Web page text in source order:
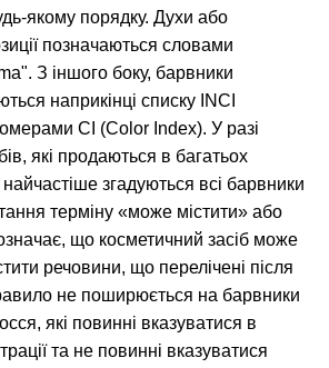
якому порядку. Духи або
позначаються словами
З іншого боку, барвники
наприкінці списку INCI
CI (Color Index). У разі
які продаються в багатьох
найчастіше згадуються всі барвники
терміну «може містити» або
що косметичний засіб може
речовини, що перелічені після
не поширюється на барвники
які повинні вказуватися в
та не повинні вказуватися